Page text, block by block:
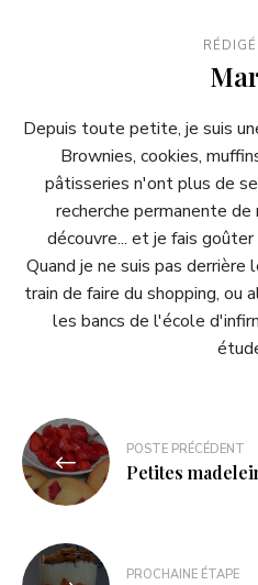
Depuis toute petite, je suis
Brownies, cookies,
pâtisseries n'ont plus de
recherche permanente
découvre... et je fais
Quand je ne suis pas derrière
train de faire du shopping, ou
les bancs de l'école
POSTE PRÉCÉDENT
Petites
PROCHAINE ÉTAPE